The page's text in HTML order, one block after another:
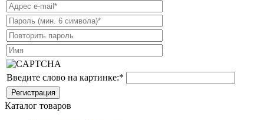
Введите слово на картинке:*
Каталог товаров